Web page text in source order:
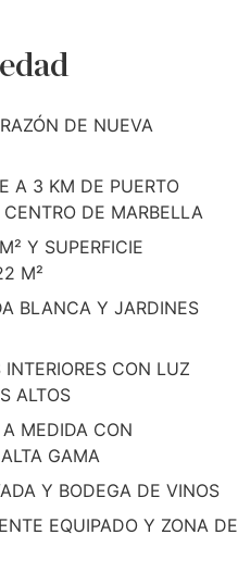
DE NUEVA
A 3 KM DE PUERTO
DE MARBELLA
Y SUPERFICIE
M²
BLANCA Y JARDINES
CON LUZ
ALTOS
MEDIDA CON
GAMA
Y BODEGA DE VINOS
EQUIPADO Y ZONA DE